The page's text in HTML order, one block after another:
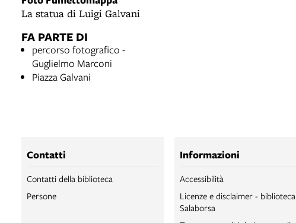
La statua di Luigi Galvani
FA PARTE DI
percorso fotografico -
Guglielmo Marconi
Piazza Galvani
Contatti
Contatti della biblioteca
Persone
Informazioni
Accessibilità
Licenze e disclaimer - biblioteca
Salaborsa